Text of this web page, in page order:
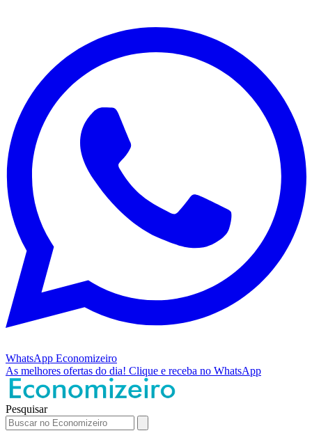
WhatsApp Economizeiro
As melhores ofertas do dia! Clique e receba no WhatsApp
Pesquisar